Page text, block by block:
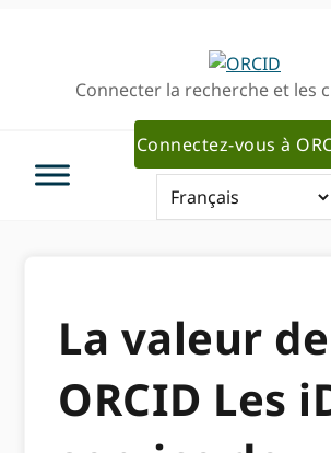
navigationConnecter la recherche et les
Connectez-vous à
La valeur de
ORCID Les